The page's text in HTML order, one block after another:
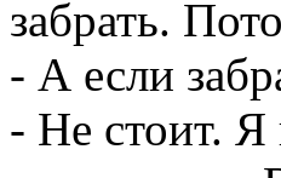
забрать.
- А если
- Не стоит.